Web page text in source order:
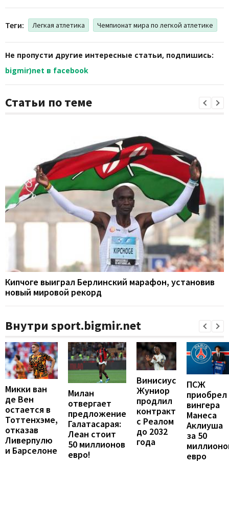
Теги: Легкая атлетика Чемпионат мира по легкой атлетике
Не пропусти другие интересные статьи, подпишись:
bigmir)net в facebook
Статьи по теме
Кипчоге выиграл Берлинский марафон, установив
новый мировой рекорд
Внутри sport.bigmir.net
Микки ван
де Вен
остается в
Тоттенхэме,
отказав
Ливерпулю
и Барселоне
Милан
отвергает
предложение
Галатасарая:
Леан стоит
50 миллионов
евро!
Винисиус
Жуниор
продлил
контракт
с Реалом
до 2032
года
ПСЖ
приобрел
вингера
Манеса
Аклиуша
за 50
евро